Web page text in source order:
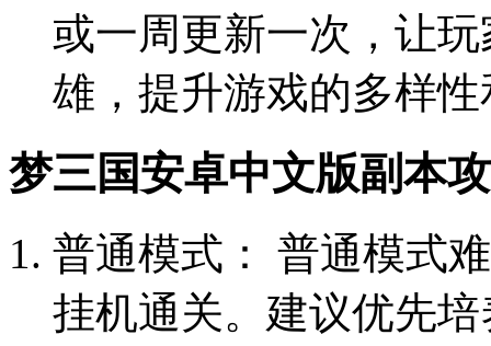
或一周更新一次，让
雄，提升游戏的多样
梦三国安卓中文版副本
普通模式： 普通模式
挂机通关。建议优先